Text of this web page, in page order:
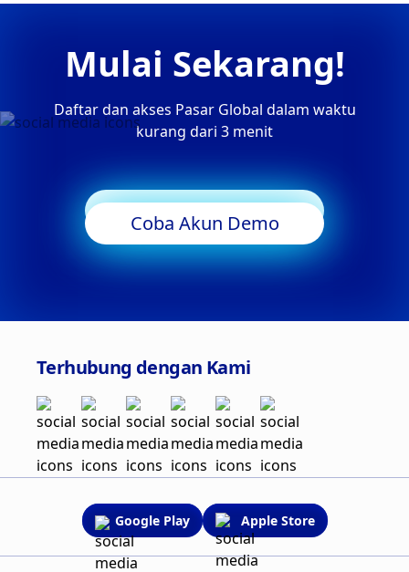
Mulai Sekarang!
Daftar dan akses Pasar Global dalam waktu
kurang dari 3 menit
Mulai Trading
Coba Akun Demo
Terhubung dengan Kami
Google Play Apple Store